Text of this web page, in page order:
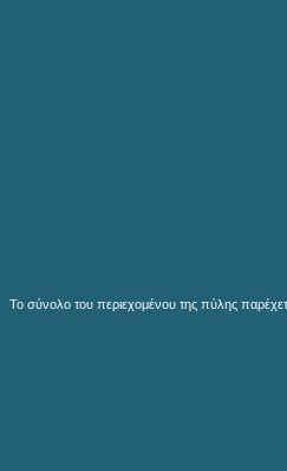
Το σύνολο του περιεχομένου της πύλης